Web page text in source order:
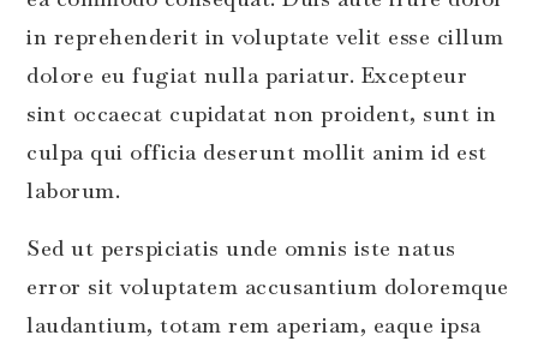
in reprehenderit in voluptate velit esse cillum
dolore eu fugiat nulla pariatur. Excepteur
sint occaecat cupidatat non proident, sunt in
culpa qui officia deserunt mollit anim id est
laborum.
Sed ut perspiciatis unde omnis iste natus
error sit voluptatem accusantium doloremque
laudantium, totam rem aperiam, eaque ipsa